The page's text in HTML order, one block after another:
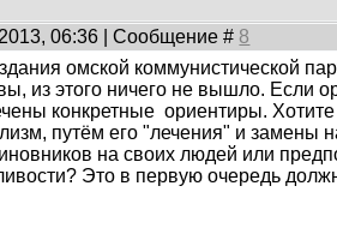
06:36 | Сообщение # 8
омской коммунистической
из этого ничего не вышло. Если
конкретные ориентиры. Хотите
путём его "лечения" и замены
на своих людей или
Это в первую очередь